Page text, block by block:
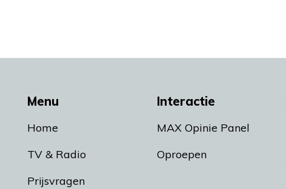
Menu
Home
TV & Radio
Prijsvragen
Interactie
MAX Opinie Panel
Oproepen